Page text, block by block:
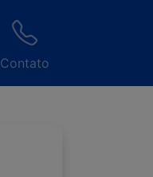
Contato